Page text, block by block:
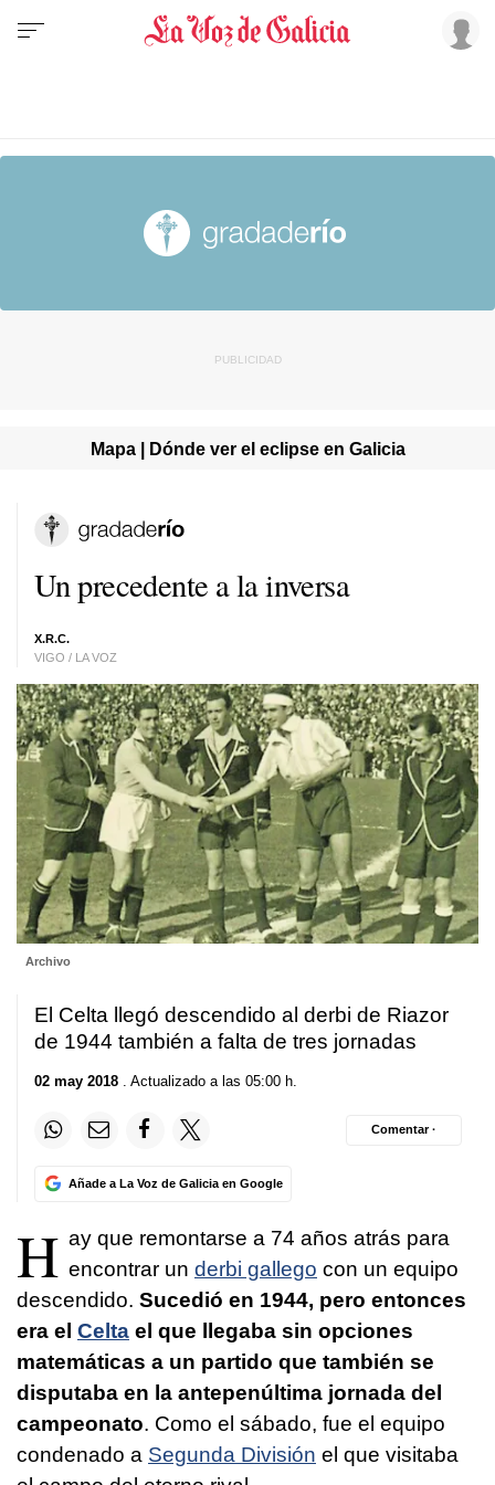
Mapa | Dónde ver el eclipse en Galicia
Un precedente a la inversa
X.R.C.
VIGO / LA VOZ
Archivo
El Celta llegó descendido al derbi de Riazor
de 1944 también a falta de tres jornadas
02 may 2018 . Actualizado a las 05:00 h.
Añade a La Voz de Galicia en Google
Comentar ·
H ay que remontarse a 74 años atrás para
encontrar un derbi gallego con un equipo
descendido. Sucedió en 1944, pero entonces
era el Celta el que llegaba sin opciones
matemáticas a un partido que también se
disputaba en la antepenúltima jornada del
campeonato. Como el sábado, fue el equipo
condenado a Segunda División el que visitaba